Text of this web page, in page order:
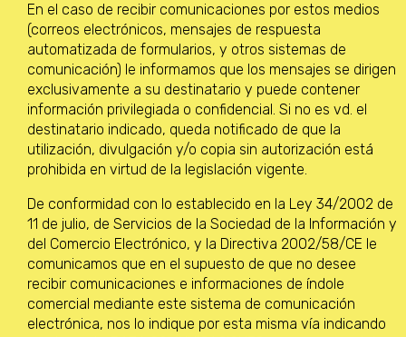
En el caso de recibir comunicaciones por estos medios
(correos electrónicos, mensajes de respuesta
automatizada de formularios, y otros sistemas de
comunicación) le informamos que los mensajes se dirigen
exclusivamente a su destinatario y puede contener
información privilegiada o confidencial. Si no es vd. el
destinatario indicado, queda notificado de que la
utilización, divulgación y/o copia sin autorización está
prohibida en virtud de la legislación vigente.
De conformidad con lo establecido en la Ley 34/2002 de
11 de julio, de Servicios de la Sociedad de la Información y
del Comercio Electrónico, y la Directiva 2002/58/CE le
comunicamos que en el supuesto de que no desee
recibir comunicaciones e informaciones de índole
comercial mediante este sistema de comunicación
electrónica, nos lo indique por esta misma vía indicando